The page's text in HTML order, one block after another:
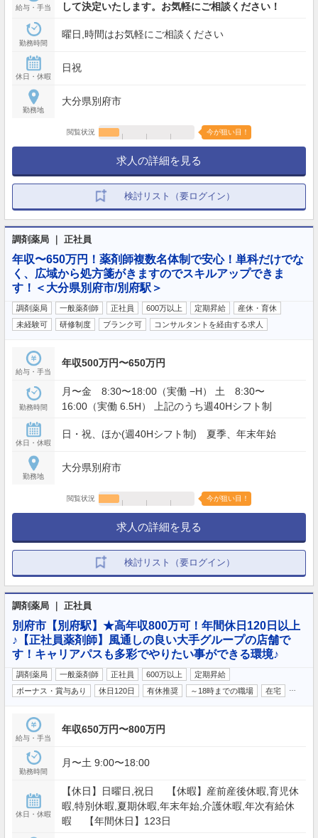
給与・手当
して決定いたします。お気軽にご相談ください！
勤務時間
曜日,時間はお気軽にご相談ください
休日・休暇
日祝
勤務地
大分県別府市
閲覧状況 今が狙い目！
求人の詳細を見る
検討リスト（要ログイン）
調剤薬局 ｜ 正社員
年収〜650万円！薬剤師複数名体制で安心！単科だけでな
く、広域から処方箋がきますのでスキルアップできま
す！＜大分県別府市/別府駅＞
調剤薬局 一般薬剤師 正社員 600万以上 定期昇給
産休・育休
未経験可
研修制度 ブランク可 コンサルタントを経由する求人
給与・手当
年収500万円〜650万円
勤務時間
月〜金 8:30〜18:00（実働 −H） 土 8:30〜
16:00（実働 6.5H） 上記のうち週40Hシフト制
休日・休暇
日・祝、ほか(週40Hシフト制) 夏季、年末年始
勤務地
大分県別府市
閲覧状況 今が狙い目！
求人の詳細を見る
検討リスト（要ログイン）
調剤薬局 ｜ 正社員
別府市【別府駅】★高年収800万可！年間休日120日以上
♪【正社員薬剤師】風通しの良い大手グループの店舗で
す！キャリアパスも多彩でやりたい事ができる環境♪
調剤薬局 一般薬剤師 正社員 600万以上
定期昇給
ボーナス・賞与あり
休日120日 有休推奨 ～18時までの職場 在宅
給与・手当
年収650万円〜800万円
勤務時間
月〜土 9:00〜18:00
休日・休暇
【休日】日曜日,祝日 【休暇】産前産後休暇,育児休
暇,特別休暇,夏期休暇,年末年始,介護休暇,年次有給休
暇 【年間休日】123日